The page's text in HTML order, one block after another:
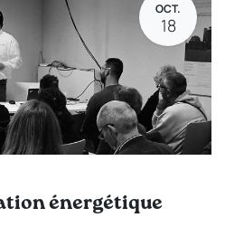
OCT.
18
énergétique